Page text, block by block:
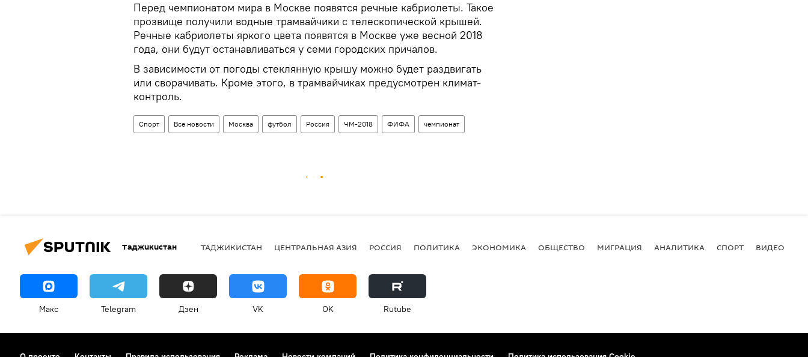
Перед чемпионатом мира в Москве появятся речные кабриолеты. Такое
прозвище получили водные трамвайчики с телескопической крышей.
Речные кабриолеты яркого цвета появятся в Москве уже весной 2018
года, они будут останавливаться у семи городских причалов.
В зависимости от погоды стеклянную крышу можно будет раздвигать
или сворачивать. Кроме этого, в трамвайчиках предусмотрен климат-
контроль.
Спорт Все новости Москва футбол Россия ЧМ-2018 ФИФА чемпионат
Таджикистан ТАДЖИКИСТАН ЦЕНТРАЛЬНАЯ АЗИЯ РОССИЯ ПОЛИТИКА ЭКОНОМИКА ОБЩЕСТВО МИГРАЦИЯ АНАЛИТИКА СПОРТ ВИДЕО
Макс Telegram Дзен VK OK Rutube